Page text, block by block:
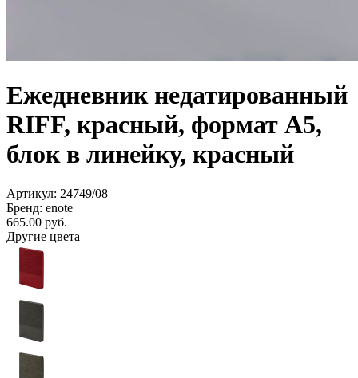
Ежедневник недатированный
RIFF, красный, формат А5,
блок в линейку, красный
Артикул: 24749/08
Бренд: enote
665.00 руб.
Другие цвета